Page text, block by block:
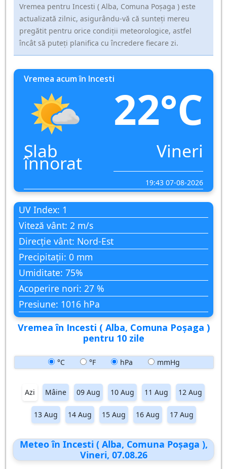
Vremea pentru Incesti ( Alba, Comuna Poşaga ) este
actualizată zilnic, asigurându-vă că sunteți mereu
pregătit pentru orice condiții meteorologice, astfel
încât să puteți planifica cu încredere fiecare zi.
Vremea acum în Incesti
22°C
Slab
înnorat
Vineri
19:43 07-08-2026
UV Index: 1
Viteză vânt: 2 m/s
Direcție vânt: Nord-Est
Precipitații: 0 mm
Umiditate: 75%
Acoperire nori: 27 %
Presiune: 1016 hPa
Vremea în Incesti ( Alba, Comuna Poşaga )
pentru 10 zile
°C °F hPa mmHg
Azi Mâine 09 Aug 10 Aug 11 Aug 12 Aug
13 Aug 14 Aug 15 Aug 16 Aug 17 Aug
Meteo în Incesti ( Alba, Comuna Poşaga ),
Vineri, 07.08.26